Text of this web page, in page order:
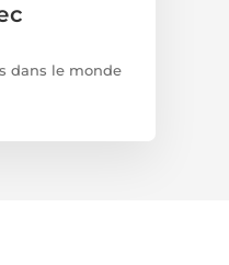
dans le monde